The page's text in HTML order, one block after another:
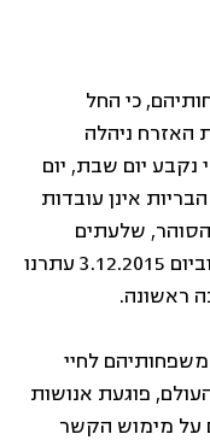
כי החל
האזרח ניהלה
יום שבת, יום
אינן עובדות
הסוהר, שלעתים
ממוקמים במרחק רב ממקום מגוריהם. ההתכתבות עם שירות בתי הסוהר לא צלחה, וביום 3.12.2015 עתרנו
ראשונה.
לחיי
פוגעת אנושות
על מימוש הקשר